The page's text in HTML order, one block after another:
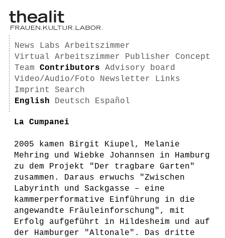
News Labs
Arbeitszimmer
Virtual Arbeitszimmer
Publisher
Concept
Team
Contributors
Advisory board
Video/Audio/Foto
Newsletter
Links
Imprint
Search
English
Deutsch Español
La Cumpanei
2005 kamen Birgit Kiupel, Melanie
Mehring und Wiebke Johannsen in Hamburg
zu dem Projekt "Der tragbare Garten"
zusammen. Daraus erwuchs "Zwischen
Labyrinth und Sackgasse – eine
kammerperformative Einführung in die
angewandte Fräuleinforschung", mit
Erfolg aufgeführt in Hildesheim und auf
der Hamburger "Altonale". Das dritte